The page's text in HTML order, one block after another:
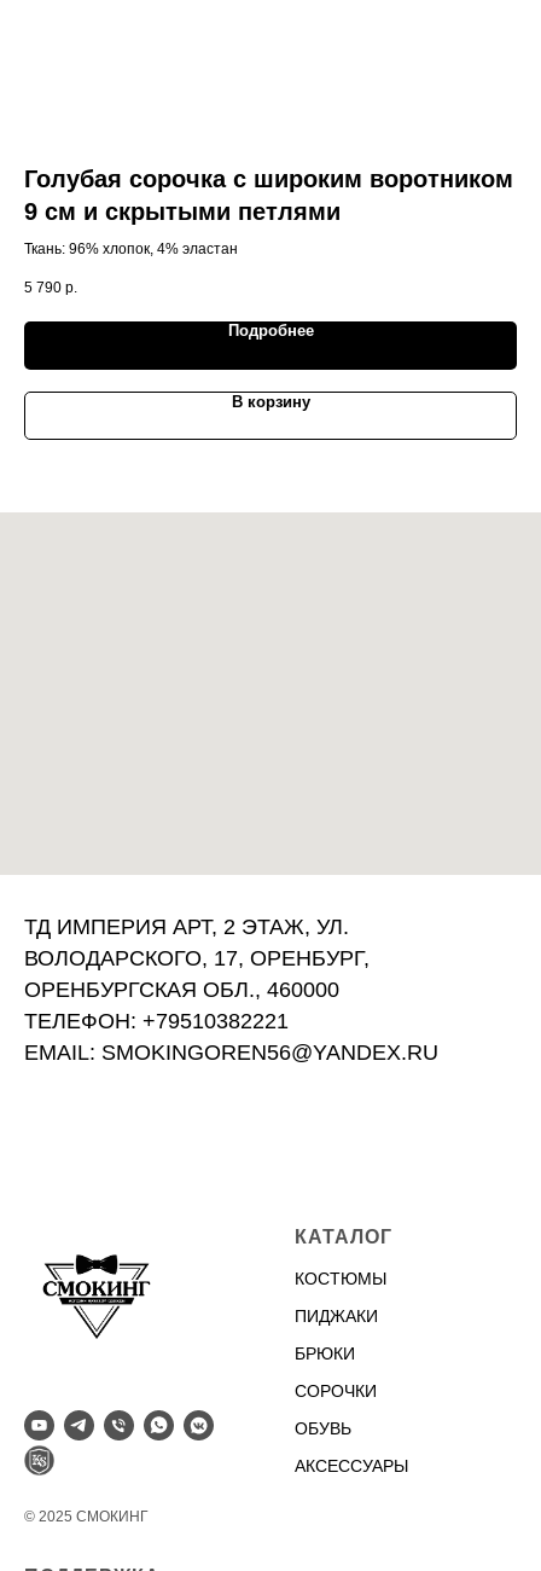
Голубая сорочка с широким воротником
9 см и скрытыми петлями
Ткань: 96% хлопок, 4% эластан
5 790 р.
Подробнее
В корзину
ТД ИМПЕРИЯ АРТ, 2 ЭТАЖ, УЛ.
ВОЛОДАРСКОГО, 17, ОРЕНБУРГ,
ОРЕНБУРГСКАЯ ОБЛ., 460000
ТЕЛЕФОН: +79510382221
EMAIL: SMOKINGOREN56@YANDEX.RU
© 2025 СМОКИНГ
КАТАЛОГ
КОСТЮМЫ
ПИДЖАКИ
БРЮКИ
СОРОЧКИ
ОБУВЬ
АКСЕССУАРЫ